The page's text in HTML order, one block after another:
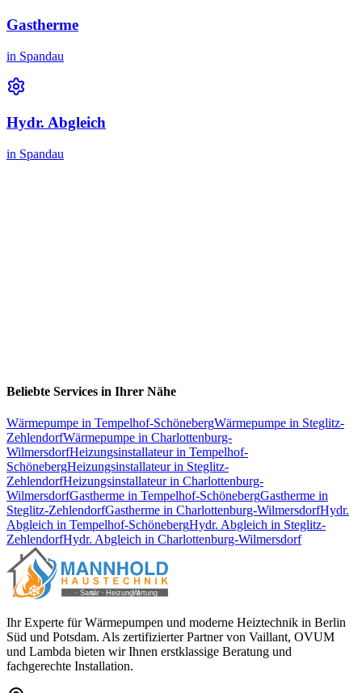
Gastherme
in Spandau
Hydr. Abgleich
in Spandau
Beliebte Services in Ihrer Nähe
Wärmepumpe in Tempelhof-SchönebergWärmepumpe in Steglitz-
ZehlendorfWärmepumpe in Charlottenburg-
WilmersdorfHeizungsinstallateurin Tempelhof-
SchönebergHeizungsinstallateurin Steglitz-
ZehlendorfHeizungsinstallateurin Charlottenburg-
WilmersdorfGastherme in Tempelhof-SchönebergGastherme in
Steglitz-ZehlendorfGastherme in Charlottenburg-WilmersdorfHydr.
Abgleich in Tempelhof-SchönebergHydr. Abgleich in Steglitz-
ZehlendorfHydr. Abgleich in Charlottenburg-Wilmersdorf
Ihr Experte für Wärmepumpen und moderne Heiztechnik in Berlin
Süd und Potsdam. Als zertifizierter Partner von Vaillant, OVUM
und Lambda bieten wir Ihnen erstklassige Beratung und
fachgerechte Installation.